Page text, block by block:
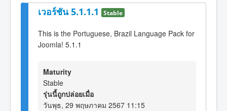
เวอร์ชัน 5.1.1.1 Stable
This is the Portuguese, Brazil Language Pack for
Joomla! 5.1.1
Maturity
Stable
รุ่นนี้ถูกปล่อยเมื่อ
วันพุธ, 29 พฤษภาคม 2567 11:15